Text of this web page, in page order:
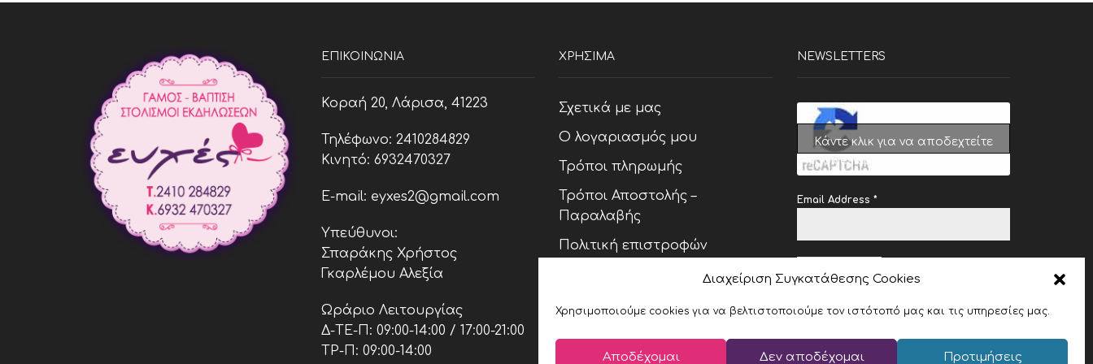
Διαχείριση Συγκατάθεσης Cookies
Χρησιμοποιούμε cookies για να βελτιστοποιούμε τον ιστότοπό μας και τις υπηρεσίες μας.
Αποδέχομαι Δεν αποδέχομαι Προτιμήσεις
ΕΠΙΚΟΙΝΩΝΊΑ
Κοραή 20, Λάρισα, 41223
Τηλέφωνο: 2410284829
Κινητό: 6932470327
E-mail: eyxes2@gmail.com
Υπεύθυνοι:
Σπαράκης Χρήστος
Γκαρλέμου Αλεξία
Ωράριο Λειτουργίας
Δ-ΤΕ-Π: 09:00-14:00 / 17:00-21:00
ΤΡ-Π: 09:00-14:00
ΧΡΗΣΙΜΑ
Σχετικά με μας
Ο λογαριασμός μου
Τρόποι πληρωμής
Τρόποι Αποστολής –
Παραλαβής
Πολιτική επιστροφών
Όροι και Προϋποθέσεις
NEWSLETTERS
Κάντε κλικ για να αποδεχτείτε
cookies εμπορικής προώθησης
και να ενεργοποιήσετε αυτό το
περιεχόμενο
Email Address *
SUBSCRIBE